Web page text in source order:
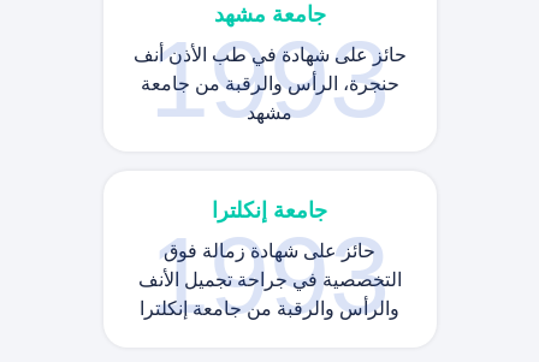
1993
جامعة مشهد
حائز على شهادة في طب الأذن أنف
حنجرة، الرأس والرقبة من جامعة
مشهد
1993
جامعة إنكلترا
حائز على شهادة زمالة فوق
التخصصية في جراحة تجميل الأنف
والرأس والرقبة من جامعة إنكلترا